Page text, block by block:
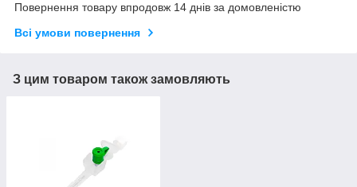
Повернення товару впродовж 14 днів за домовленістю
Всі умови повернення
З цим товаром також замовляють